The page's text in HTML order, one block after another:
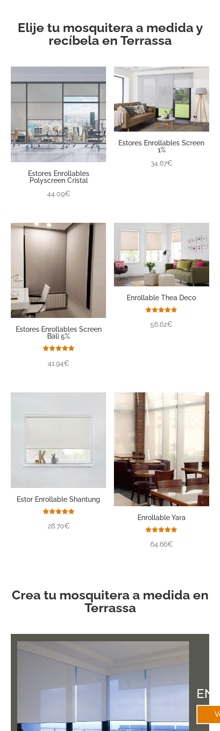
Elije tu mosquitera a medida y
recíbela en Terrassa
Estores Enrollables
Polyscreen Cristal
44.09€
Estores Enrollables Screen
1%
34.67€
Estores Enrollables Screen
Bali 5%
con
41.94€
Enrollable Thea Deco
con
56.62€
Estor Enrollable Shantung
con
28.70€
Enrollable Yara
con
64.66€
Crea tu mosquitera a medida en
Terrassa